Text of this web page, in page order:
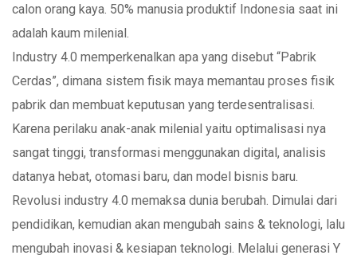
calon orang kaya. 50% manusia produktif Indonesia saat ini
adalah kaum milenial.
Industry 4.0 memperkenalkan apa yang disebut “Pabrik
Cerdas”, dimana sistem fisik maya memantau proses fisik
pabrik dan membuat keputusan yang terdesentralisasi.
Karena perilaku anak-anak milenial yaitu optimalisasi nya
sangat tinggi, transformasi menggunakan digital, analisis
datanya hebat, otomasi baru, dan model bisnis baru.
Revolusi industry 4.0 memaksa dunia berubah. Dimulai dari
pendidikan, kemudian akan mengubah sains & teknologi, lalu
mengubah inovasi & kesiapan teknologi. Melalui generasi Y